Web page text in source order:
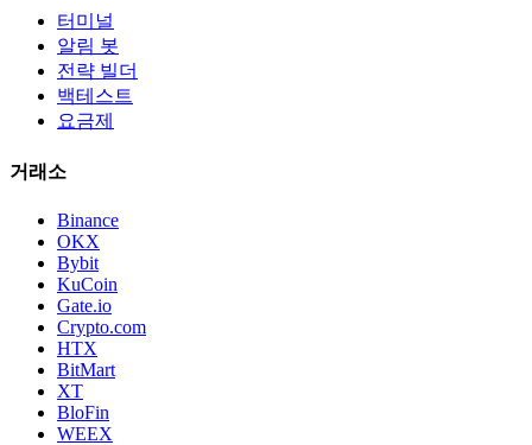
터미널
알림 봇
전략 빌더
백테스트
요금제
거래소
Binance
OKX
Bybit
KuCoin
Gate.io
Crypto.com
HTX
BitMart
XT
BloFin
WEEX